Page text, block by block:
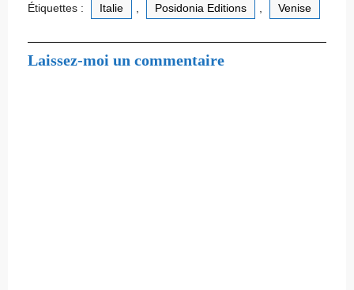
Étiquettes : Italie Posidonia Editions Venise
Laissez-moi un commentaire